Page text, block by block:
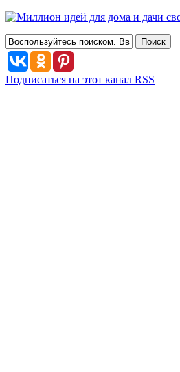
Подписаться на этот канал RSS